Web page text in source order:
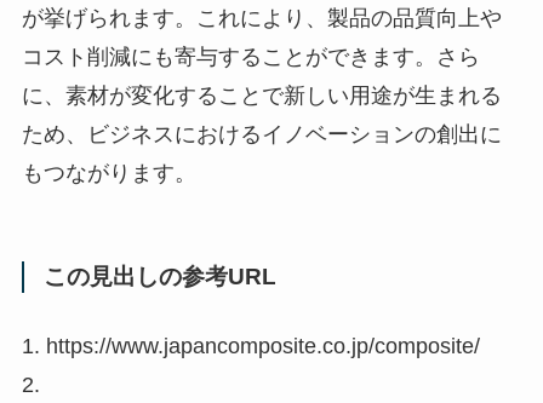
が挙げられます。これにより、製品の品質向上や
コスト削減にも寄与することができます。さら
に、素材が変化することで新しい用途が生まれる
ため、ビジネスにおけるイノベーションの創出に
もつながります。
この見出しの参考URL
1. https://www.japancomposite.co.jp/composite/
2.